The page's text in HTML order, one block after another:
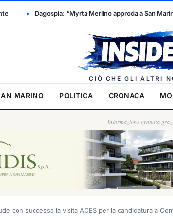
approda a San Marino Rtv dopo il flop Mediaset”
CIÒ CHE GLI ALTRI
MARINO POLITICA CRONACA
Informazione gratuita
con successo la visita ACES per la candidatura a